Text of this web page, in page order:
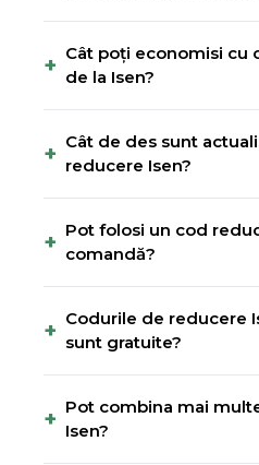
+ Cât poți economisi cu
de la Isen?
+ Cât de des sunt
reducere Isen?
+ Pot folosi un cod
comandă?
+ Codurile de reducere
sunt gratuite?
+ Pot combina mai
Isen?